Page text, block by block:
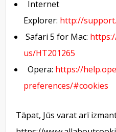
Internet
Explorer: http://
Safari 5 for Mac:
us/HT201265
Opera: https://
preferences/#cookies
Tāpat, Jūs varat arī